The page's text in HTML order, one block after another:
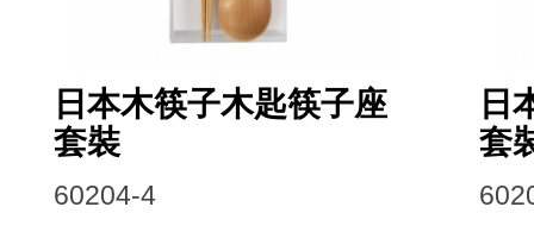
日本木筷子木匙筷子座
套裝
60204-4
日
套